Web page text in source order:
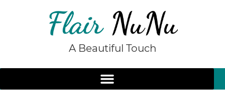
A Beautiful Touch